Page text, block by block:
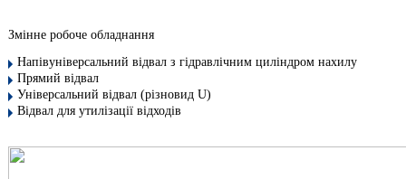
Змінне робоче обладнання
Напівуніверсальний відвал з гідравлічним циліндром нахилу
Прямий відвал
Універсальний відвал (різновид U)
Відвал для утилізації відходів